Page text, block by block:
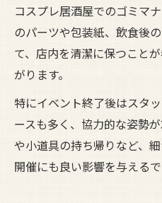
コスプレ居酒屋でのゴミマ
のパーツや包装紙、飲食後
て、店内を清潔に保つこと
がります。
特にイベント終了後はスタ
ースも多く、協力的な姿勢
や小道具の持ち帰りなど、
開催にも良い影響を与えるで